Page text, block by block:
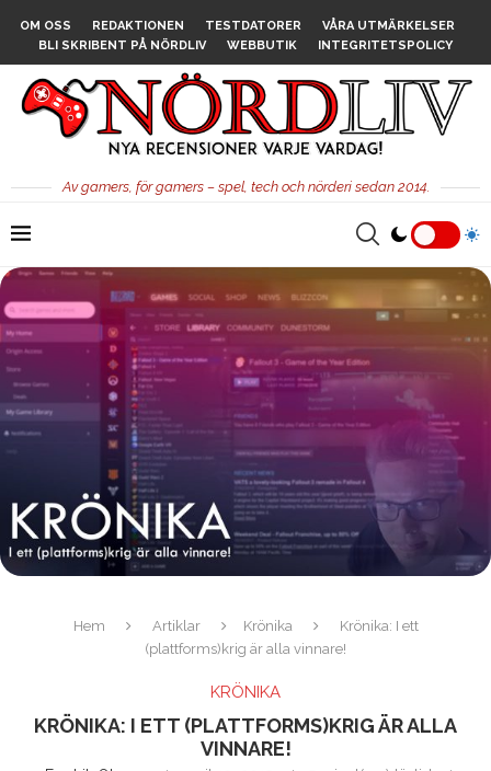
OM OSS REDAKTIONEN TESTDATORER
VÅRA UTMÄRKELSER
BLI SKRIBENT PÅ NÖRDLIV
WEBBUTIK INTEGRITETSPOLICY
Av gamers, för gamers – spel, tech och nörderi sedan 2014.
Hem Artiklar Krönika
Krönika: I ett
(plattforms)krig är alla vinnare!
KRÖNIKA
KRÖNIKA: I ETT (PLATTFORMS)KRIG ÄR ALLA
VINNARE!